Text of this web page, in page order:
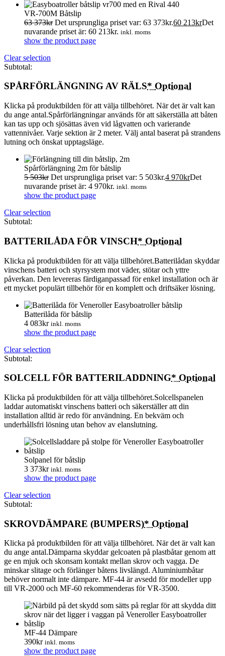
VR-700M Båtslip
63 373kr Det ursprungliga priset var: 63 373kr.60 213krDet
nuvarande priset är: 60 213kr. inkl. moms
show the product page
Clear selection
Subtotal:
SPÅRFÖRLÄNGNING AV RÄLS* Optional
Klicka på produktbilden för att välja tillbehöret. När det är valt kan
du ange antal.Spårförlängningar används för att säkerställa att båten
kan tas upp och sjösättas även vid lågvatten och varierande
vattennivåer. Varje sektion är 2 meter. Välj antal baserat på strandens
lutning och önskat upptagsläge.
Spårförlängning 2m för båtslip
5 503kr Det ursprungliga priset var: 5 503kr.4 970krDet
nuvarande priset är: 4 970kr. inkl. moms
show the product page
Clear selection
Subtotal:
BATTERILÅDA FÖR VINSCH* Optional
Klicka på produktbilden för att välja tillbehöret.Batterilådan skyddar
vinschens batteri och styrsystem mot väder, stötar och yttre
påverkan. Den levereras färdiganpassad för enkel installation och är
ett mycket populärt tillbehör för en komplett och driftsäker lösning.
Batterilåda för båtslip
4 083kr inkl. moms
show the product page
Clear selection
Subtotal:
SOLCELL FÖR BATTERILADDNING* Optional
Klicka på produktbilden för att välja tillbehöret.Solcellspanelen
laddar automatiskt vinschens batteri och säkerställer att din
installation alltid är redo för användning. En bekväm och
underhållsfri lösning utan behov av elanslutning.
Solpanel för båtslip
3 373kr inkl. moms
show the product page
Clear selection
Subtotal:
SKROVDÄMPARE (BUMPERS)* Optional
Klicka på produktbilden för att välja tillbehöret. När det är valt kan
du ange antal.Dämparna skyddar gelcoaten på plastbåtar genom att
ge en mjuk och skonsam kontakt mellan skrov och vagga. De
minskar slitage och förlänger båtens livslängd. Aluminiumbåtar
behöver normalt inte dämpare. MF-44 är avsedd för modeller upp
till VR-2000 och MF-60 rekommenderas för VR-3500.
MF-44 Dämpare
390kr inkl. moms
show the product page